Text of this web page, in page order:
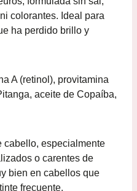
colorantes. Ideal para
ha perdido brillo y
A (retinol), provitamina
aceite de Copaíba,
cabello, especialmente
o carentes de
bien en cabellos que
frecuente.